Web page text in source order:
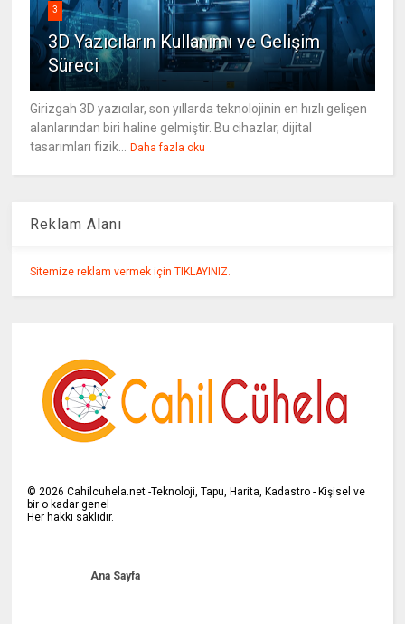
3
3D Yazıcıların Kullanımı ve Gelişim
Süreci
Girizgah 3D yazıcılar, son yıllarda teknolojinin en hızlı gelişen
alanlarından biri haline gelmiştir. Bu cihazlar, dijital
tasarımları fizik... Daha fazla oku
Reklam Alanı
Sitemize reklam vermek için TIKLAYINIZ.
©2026 Cahilcuhela.net -Teknoloji, Tapu, Harita, Kadastro - Kişisel ve
bir o kadar genel
Her hakkı saklıdır.
Ana Sayfa